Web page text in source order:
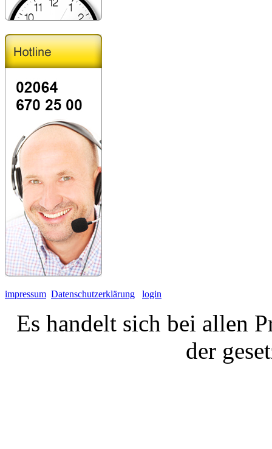
impressum Datenschutzerklärung login
Es handelt sich bei allen
der